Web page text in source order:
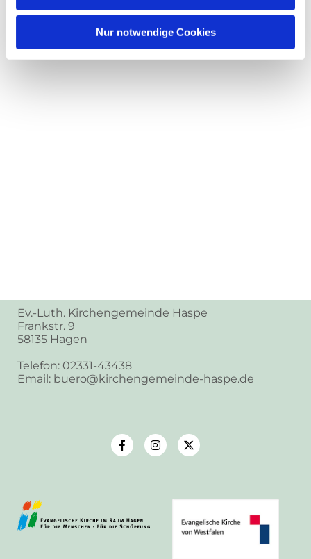
Nur notwendige Cookies
Ev.-Luth. Kirchengemeinde Haspe
Frankstr. 9
58135 Hagen
Telefon: 02331-43438
Email: buero@kirchengemeinde-haspe.de